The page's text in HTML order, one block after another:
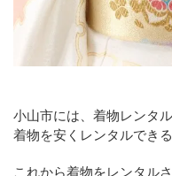
小山市には、着物レンタ
着物を安くレンタルでき
これから着物をレンタル